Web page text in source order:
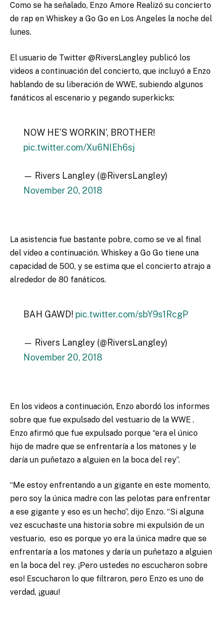
Como se ha señalado, Enzo Amore Realizó su concierto
de rap en Whiskey a Go Go en Los Angeles la noche del
lunes.
El usuario de Twitter @RiversLangley publicó los
videos a continuación del concierto, que incluyó a Enzo
hablando de su liberación de WWE, subiendo algunos
fanáticos al escenario y pegando superkicks:
NOW HE’S WORKIN’, BROTHER!
pic.twitter.com/Xu6NlEh6sj
— Rivers Langley (@RiversLangley)
November 20, 2018
La asistencia fue bastante pobre, como se ve al final
del video a continuación. Whiskey a Go Go tiene una
capacidad de 500, y se estima que el concierto atrajo a
alrededor de 80 fanáticos.
BAH GAWD! pic.twitter.com/sbY9s1RcgP
— Rivers Langley (@RiversLangley)
November 20, 2018
En los videos a continuación, Enzo abordó los informes
sobre que fue expulsado del vestuario de la WWE .
Enzo afirmó que fue expulsado porque “era el único
hijo de madre que se enfrentaría a los matones y le
daría un puñetazo a alguien en la boca del rey”.
“Me estoy enfrentando a un gigante en este momento,
pero soy la única madre con las pelotas para enfrentar
a ese gigante y eso es un hecho”, dijo Enzo. “Si alguna
vez escuchaste una historia sobre mi expulsión de un
vestuario, eso es porque yo era la única madre que se
enfrentaría a los matones y daría un puñetazo a alguien
en la boca del rey. ¡Pero ustedes no escucharon sobre
eso! Escucharon lo que filtraron, pero Enzo es uno de
verdad, ¡guau!